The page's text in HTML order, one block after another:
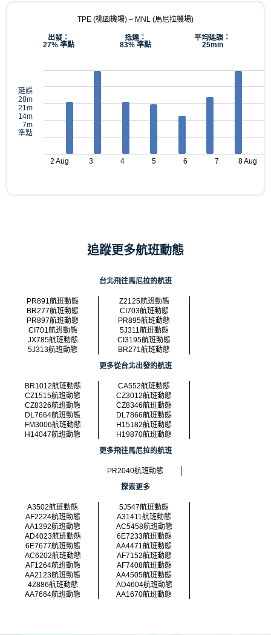
TPE (桃園機場) – MNL (馬尼拉機場)
出發：
27% 準點
抵達：
83% 準點
平均延誤：
25min
延誤
28m
21m
14m
7m
準點
2 Aug 3 4 5 6 7 8 Aug
追蹤更多航班動態
台北飛往馬尼拉的航班
PR891航班動態
Z2125航班動態
BR277航班動態
CI703航班動態
PR897航班動態
PR895航班動態
CI701航班動態
5J311航班動態
JX785航班動態
CI3195航班動態
5J313航班動態
BR271航班動態
更多從台北出發的航班
BR1012航班動態
CA552航班動態
CZ1515航班動態
CZ3012航班動態
CZ8326航班動態
CZ8346航班動態
DL7664航班動態
DL7866航班動態
FM3006航班動態
H15182航班動態
H14047航班動態
H19870航班動態
更多飛往馬尼拉的航班
PR2040航班動態
探索更多
A3502航班動態
5J547航班動態
AF2224航班動態
A31411航班動態
AA1392航班動態
AC5458航班動態
AD4023航班動態
6E7233航班動態
6E7677航班動態
AA4471航班動態
AC6202航班動態
AF7152航班動態
AF1264航班動態
AF7408航班動態
AA2123航班動態
AA4505航班動態
4Z886航班動態
AD4604航班動態
AA7664航班動態
AA1670航班動態